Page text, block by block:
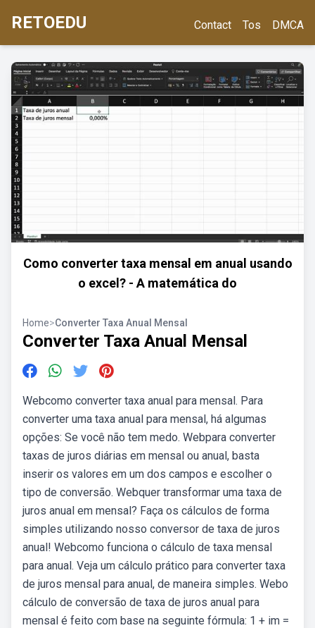
RETOEDU Contact Tos DMCA
Como converter taxa mensal em anual usando
o excel? - A matemática do
Home>Converter Taxa Anual Mensal
Converter Taxa Anual Mensal
Webcomo converter taxa anual para mensal. Para
converter uma taxa anual para mensal, há algumas
opções: Se você não tem medo. Webpara converter
taxas de juros diárias em mensal ou anual, basta
inserir os valores em um dos campos e escolher o
tipo de conversão. Webquer transformar uma taxa de
juros anual em mensal? Faça os cálculos de forma
simples utilizando nosso conversor de taxa de juros
anual! Webcomo funciona o cálculo de taxa mensal
para anual. Veja um cálculo prático para converter taxa
de juros mensal para anual, de maneira simples. Webo
cálculo de conversão de taxa de juros anual para
mensal é feito com base na seguinte fórmula: 1 + im =